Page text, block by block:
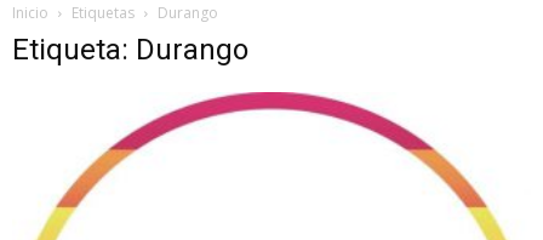
Inicio Etiquetas Durango
Etiqueta: Durango